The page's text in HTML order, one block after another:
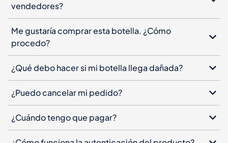
vendedores?
Me gustaría comprar esta botella. ¿Cómo
procedo?
¿Qué debo hacer si mi botella llega dañada?
¿Puedo cancelar mi pedido?
¿Cuándo tengo que pagar?